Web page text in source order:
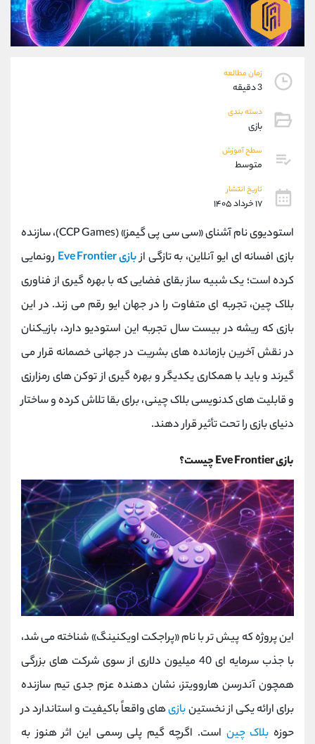
زمان مطالعه
3 دقیقه
دسته بندی
بازی
سطح آموزش
متوسط
تاریخ انتشار
۱۷ خرداد ۱۴۰۵
استودیوی نام ‌آشنای «سی ‌سی ‌پی گیمز» (CCP Games)، سازنده
بازی افسانه ‌ای ایو آنلاین، به ‌تازگی ازبازی Eve Frontier
رونمایی
کرده است؛ یک شبیه‌ ساز بقای فضایی که با بهره ‌گیری از فناوری
بلاک چین، تجربه ‌ای متفاوت را در جهان ایو رقم می ‌زند. در این
بازی که ریشه در بیست سال تجربه این استودیو دارد، بازیکنان
در نقش آخرین بازمانده‌ های بشریت در جهانی خصمانه قرار می
گیرند و باید با همکاری یکدیگر و بهره ‌گیری از توکن ‌های رمزارزی
و قابلیت ‌های کدنویسی بلاک چینی، برای بقا تلاش کرده و ساختار
دنیای بازی را تحت تأثیر قرار دهند.
بازی Eve Frontier چیست؟
این پروژه که پیش ‌تر با نام «پراجکت اویکنینگ» شناخته می‌ شد،
با جذب سرمایه ‌ای 40 میلیون دلاری از سوی شرکت ‌های بزرگی
همچون آندرسن هاروویتز، نشان‌ دهنده عزم جدی تیم سازنده
برای ارائه یکی از نخستینبازی‌های واقعاً باکیفیت و استاندارد در
حوزه بلاک چین است. اگرچه گیم ‌پلی رسمی این اثر هنوز به
09927779040
واتساپ شروع گفتگو
تلگرام @Armteam_admin_por
پشتیبان فروش
موبایل
اطلاعات تماس
تلفن 021-22021030
021-22021040
بدون پیش شماره
اینستاگرام @alireza.mehrabii
کانال تلگرام @alirezamehrabi_com
@alirezamehrabi_official